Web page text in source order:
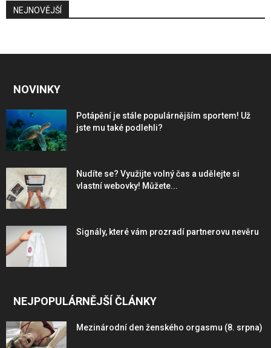
NEJNOVĚJŠÍ
NOVINKY
Potápění je stále populárnějším sportem! Už
jste mu také podlehli?
Nudíte se? Využijte volný čas a udělejte si
vlastní webovky! Můžete...
Signály, které vám prozradí partnerovu nevěru
NEJPOPULÁRNĚJŠÍ ČLÁNKY
Mezinárodní den ženského orgasmu (8. srpna)